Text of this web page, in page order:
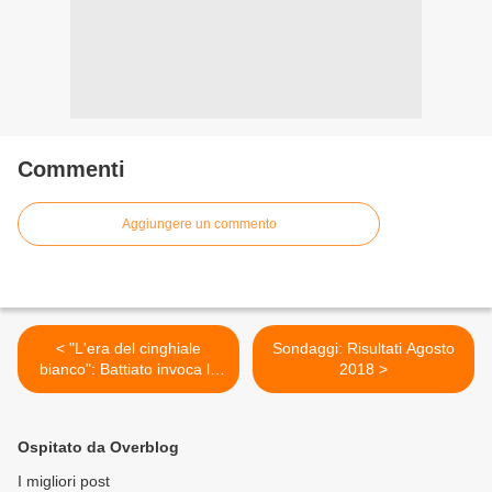
Commenti
Aggiungere un commento
< "L'era del cinghiale
bianco": Battiato invoca la
conoscenza spirituale
Sondaggi: Risultati Agosto
2018 >
Ospitato da Overblog
I migliori post